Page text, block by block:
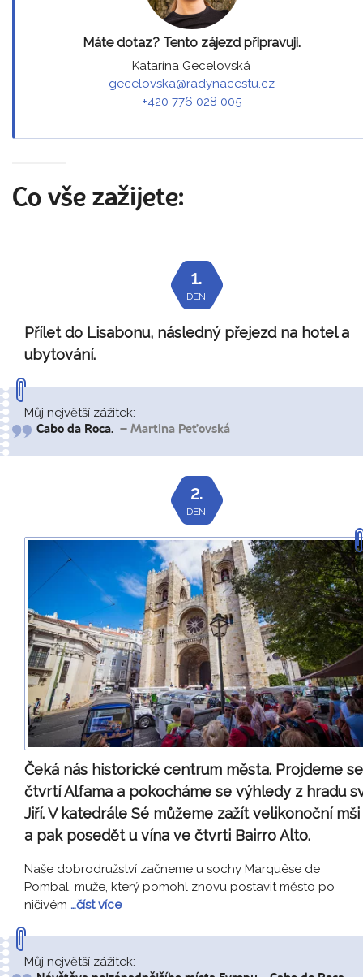
Máte dotaz? Tento zájezd připravuji.
Katarína Gecelovská
gecelovska@radynacestu.cz
+420 776 028 005
Co vše zažijete:
1.
DEN
Přílet do Lisabonu, následný přejezd na hotel a
ubytování.
Můj největší zážitek:
Cabo da Roca. – Martina Peťovská
2.
DEN
Čeká nás historické centrum města. Projdeme se
čtvrtí Alfama a pokocháme se výhledy z hradu
Jiří. V katedrále Sé můžeme zažít velikonoční mši
a pak posedět u vína ve čtvrti Bairro Alto.
Naše dobrodružství začneme u sochy Marquêse de
Pombal, muže, který pomohl znovu postavit město po
ničivém …číst více
Můj největší zážitek: